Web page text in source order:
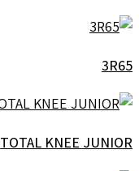
3R65
TOTAL KNEE JUNIOR